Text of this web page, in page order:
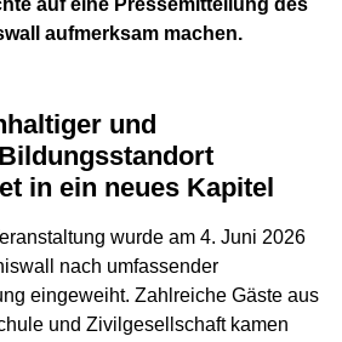
aufmerksam machen.
in ein neues Kapitel
wurde am 4. Juni 2026
nach umfassender
eingeweiht. Zahlreiche Gäste aus
und Zivilgesellschaft kamen